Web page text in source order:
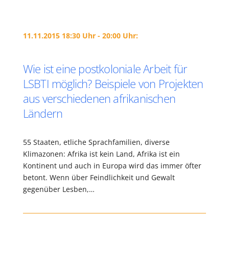
11.11.2015 18:30 Uhr - 20:00 Uhr:
Wie ist eine postkoloniale Arbeit für
LSBTI möglich? Beispiele von Projekten
aus verschiedenen afrikanischen
Ländern
55 Staaten, etliche Sprachfamilien, diverse
Klimazonen: Afrika ist kein Land, Afrika ist ein
Kontinent und auch in Europa wird das immer öfter
betont. Wenn über Feindlichkeit und Gewalt
gegenüber Lesben,…